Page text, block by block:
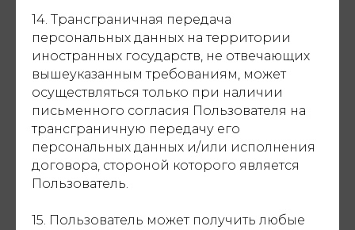
14. Трансграничная передача
персональных данных на территории
иностранных государств, не отвечающих
вышеуказанным требованиям, может
осуществляться только при наличии
письменного согласия Пользователя на
трансграничную передачу его
персональных данных и/или исполнения
договора, стороной которого является
Пользователь.
15. Пользователь может получить любые